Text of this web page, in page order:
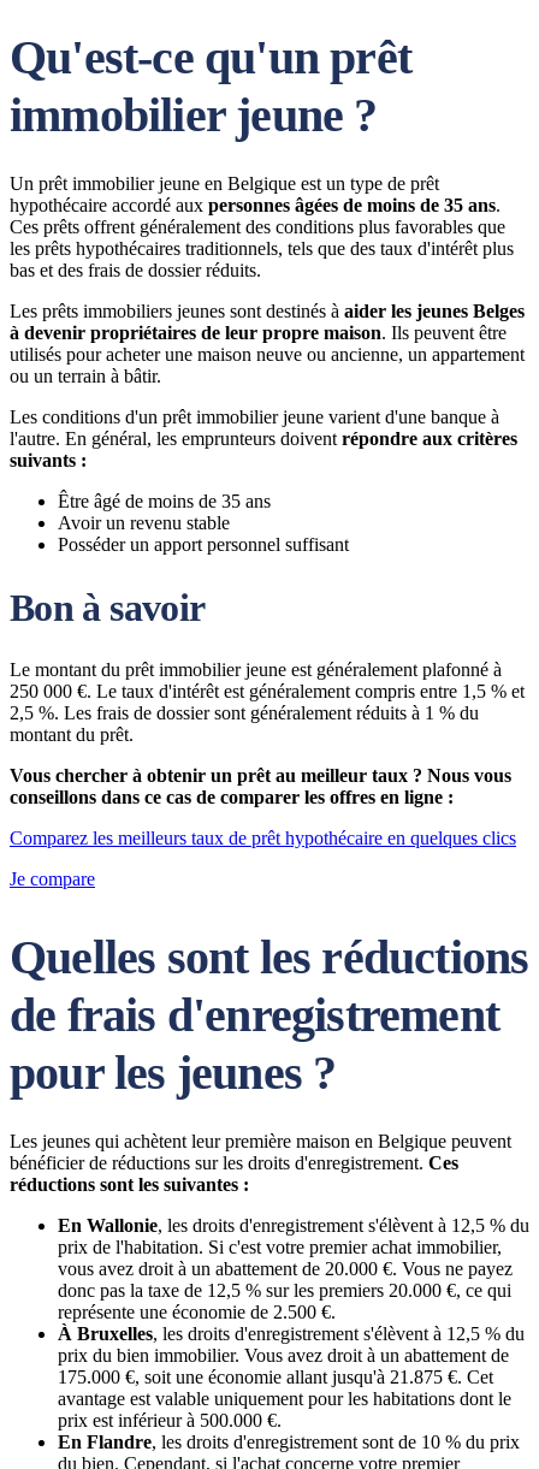
Qu'est-ce qu'un prêt
immobilier jeune ?
Un prêt immobilier jeune en Belgique est un type de prêt
hypothécaire accordé aux personnes âgées de moins de 35 ans.
Ces prêts offrent généralement des conditions plus favorables que
les prêts hypothécaires traditionnels, tels que des taux d'intérêt plus
bas et des frais de dossier réduits.
Les prêts immobiliers jeunes sont destinés à aider les jeunes Belges
à devenir propriétaires de leur propre maison. Ils peuvent être
utilisés pour acheter une maison neuve ou ancienne, un appartement
ou un terrain à bâtir.
Les conditions d'un prêt immobilier jeune varient d'une banque à
l'autre. En général, les emprunteurs doivent répondre aux critères
suivants :
Être âgé de moins de 35 ans
Avoir un revenu stable
Posséder un apport personnel suffisant
Bon à savoir
Le montant du prêt immobilier jeune est généralement plafonné à
250 000 €. Le taux d'intérêt est généralement compris entre 1,5 % et
2,5 %. Les frais de dossier sont généralement réduits à 1 % du
montant du prêt.
Vous chercher à obtenir un prêt au meilleur taux ? Nous vous
conseillons dans ce cas de comparer les offres en ligne :
Comparez les meilleurs taux de prêt hypothécaire en quelques clics
Je compare
Quelles sont les réductions
de frais d'enregistrement
pour les jeunes ?
Les jeunes qui achètent leur première maison en Belgique peuvent
bénéficier de réductions sur les droits d'enregistrement. Ces
réductions sont les suivantes :
En Wallonie, les droits d'enregistrement s'élèvent à 12,5 % du
prix de l'habitation. Si c'est votre premier achat immobilier,
vous avez droit à un abattement de 20.000 €. Vous ne payez
donc pas la taxe de 12,5 % sur les premiers 20.000 €, ce qui
représente une économie de 2.500 €.
À Bruxelles, les droits d'enregistrement s'élèvent à 12,5 % du
prix du bien immobilier. Vous avez droit à un abattement de
175.000 €, soit une économie allant jusqu'à 21.875 €. Cet
avantage est valable uniquement pour les habitations dont le
prix est inférieur à 500.000 €.
En Flandre, les droits d'enregistrement sont de 10 % du prix
du bien. Cependant, si l'achat concerne votre premier